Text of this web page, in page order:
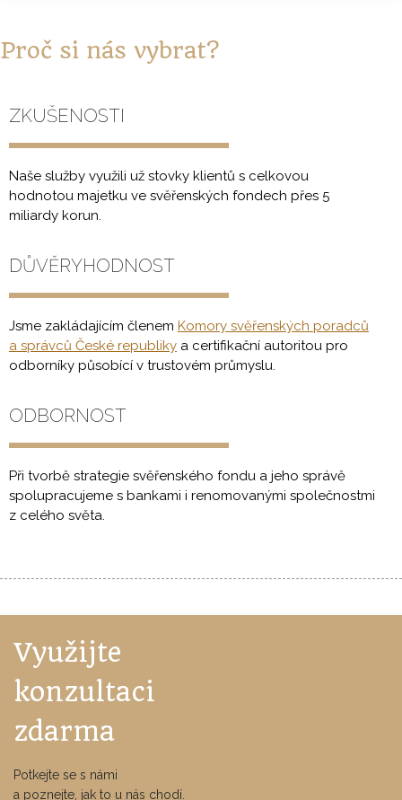
Proč si nás vybrat?
ZKUŠENOSTI
Naše služby využili už stovky klientů s celkovou
hodnotou majetku ve svěřenských fondech přes 5
miliardy korun.
DŮVĚRYHODNOST
Jsme zakládajícím členem Komory svěřenských poradců
a správců České republiky a certifikační autoritou pro
odborníky působící v trustovém průmyslu.
ODBORNOST
Při tvorbě strategie svěřenského fondu a jeho správě
spolupracujeme s bankami i renomovanými společnostmi
z celého světa.
Využijte
konzultaci
zdarma
Potkejte se s námi
a poznejte, jak to u nás chodí.